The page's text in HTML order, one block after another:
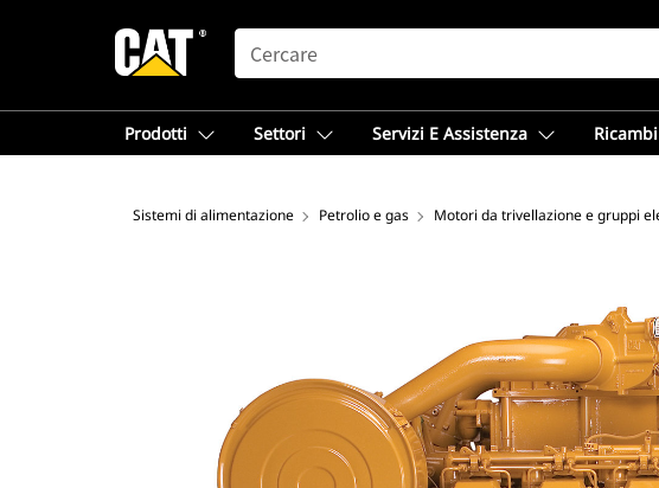
SEARCH
Prodotti Settori Servizi E Assistenza Ricambi
Sistemi di alimentazione Petrolio e gas